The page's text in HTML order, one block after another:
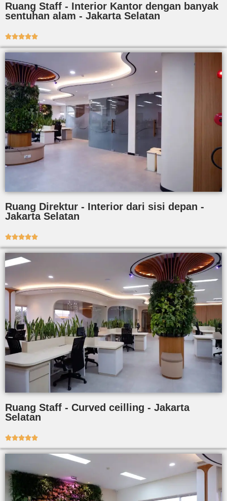
Ruang Staff - Interior Kantor dengan banyak
sentuhan alam - Jakarta Selatan

Ruang Direktur - Interior dari sisi depan -
Jakarta Selatan

Ruang Staff - Curved ceilling - Jakarta
Selatan
